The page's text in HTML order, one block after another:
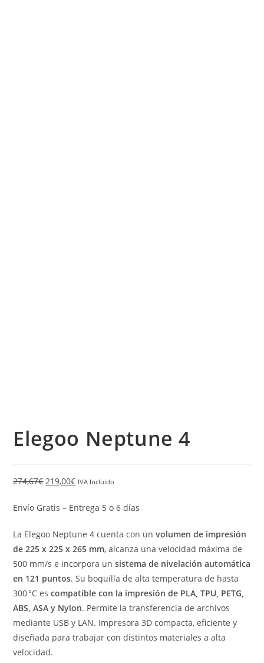
Elegoo Neptune 4
274,67€ 219,00€ IVA Incluido
Envío Gratis – Entrega 5 o 6 días
La Elegoo Neptune 4 cuenta con unvolumen de impresión
de 225 x 225 x 265 mm, alcanza una velocidad máxima de
500 mm/s e incorpora unsistema de nivelación automática
en 121 puntos. Su boquilla de alta temperatura de hasta
300 °C escompatible con la impresión de PLA, TPU, PETG,
ABS, ASA y Nylon. Permite la transferencia de archivos
mediante USB y LAN. Impresora 3D compacta, eficiente y
diseñada para trabajar con distintos materiales a alta
velocidad.